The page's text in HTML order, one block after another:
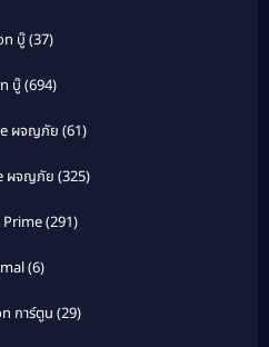
บู๊(37)
บู๊(694)
ผจญภัย (61)
ผจญภัย (325)
(291)
(6)
การ์ตูน (29)